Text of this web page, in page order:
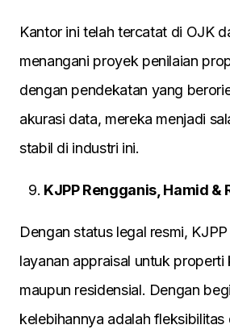
Kantor ini telah tercatat di OJK
menangani proyek penilaian
dengan pendekatan yang
akurasi data, mereka menjadi
stabil di industri ini.
KJPP Rengganis, Hamid &
Dengan status legal resmi,
layanan appraisal untuk properti
maupun residensial. Dengan
kelebihannya adalah fleksibilitas